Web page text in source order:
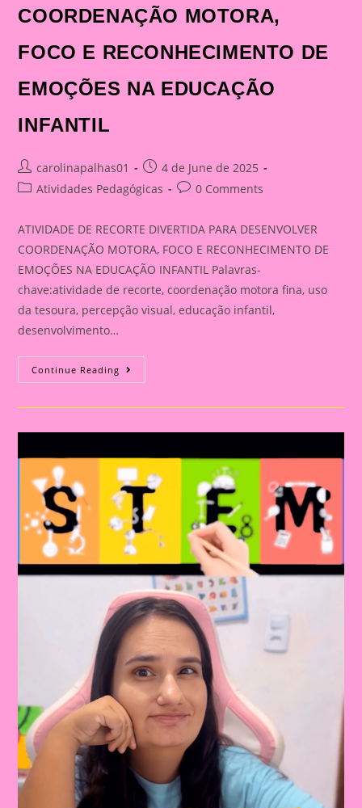
NA
EDUCAÇÃO
INFANTIL
COORDENAÇÃO MOTORA,
FOCO E RECONHECIMENTO DE
EMOÇÕES NA EDUCAÇÃO
INFANTIL
Post
author:
carolinapalhas01
Post
published:
4 de June de 2025
PostAtividades Pedagógicas
Post0 Comments
ATIVIDADE DE RECORTE DIVERTIDA PARA DESENVOLVER
COORDENAÇÃO MOTORA, FOCO E RECONHECIMENTO DE
EMOÇÕES NA EDUCAÇÃO INFANTIL Palavras-
chave:atividade de recorte, coordenação motora fina, uso
da tesoura, percepção visual, educação infantil,
desenvolvimento…
Continue Reading ATIVIDADE
DE
COORDENAÇÃO
FOCO
E
RECONHECIMENTO
DE
EMOÇÕES
NA
EDUCAÇÃO
INFANTIL